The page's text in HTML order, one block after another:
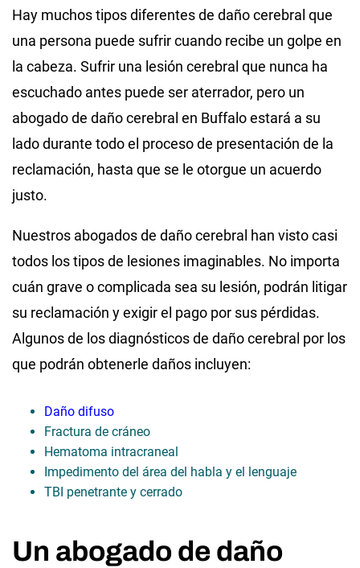
Hay muchos tipos diferentes de daño cerebral que
una persona puede sufrir cuando recibe un golpe en
la cabeza. Sufrir una lesión cerebral que nunca ha
escuchado antes puede ser aterrador, pero un
abogado de daño cerebral en Buffalo estará a su
lado durante todo el proceso de presentación de la
reclamación, hasta que se le otorgue un acuerdo
justo.
Nuestros abogados de daño cerebral han visto casi
todos los tipos de lesiones imaginables. No importa
cuán grave o complicada sea su lesión, podrán litigar
su reclamación y exigir el pago por sus pérdidas.
Algunos de los diagnósticos de daño cerebral por los
que podrán obtenerle daños incluyen:
Daño difuso
Fractura de cráneo
Hematoma intracraneal
Impedimento del área del habla y el lenguaje
TBI penetrante y cerrado
Un abogado de daño